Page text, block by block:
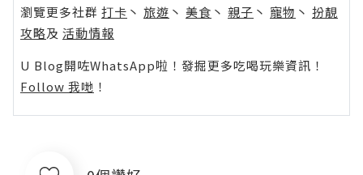
瀏覽更多社群 打卡 丶 旅遊 丶 美食 丶 親子 丶 寵物 丶 扮靚
攻略及 活動情報
U Blog開咗WhatsApp啦！發掘更多吃喝玩樂資訊！
Follow 我哋 ！